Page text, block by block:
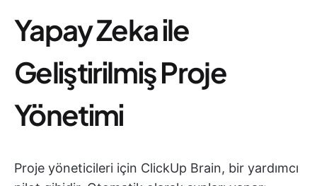
Yapay Zeka ile
Geliştirilmiş Proje
Yönetimi
Proje yöneticileri için ClickUp Brain, bir yardımcı